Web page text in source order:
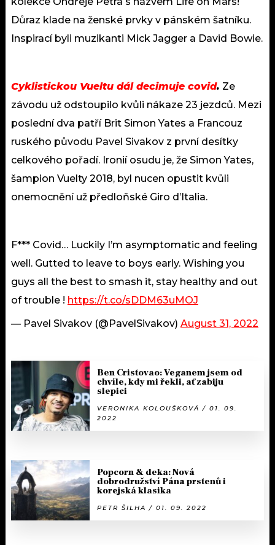
Důraz klade na ženské prvky v pánském šatníku.
Inspirací byli muzikanti Mick Jagger a David Bowie.
Cyklistickou Vueltu dál decimuje covid. Ze
závodu už odstoupilo kvůli nákaze 23 jezdců. Mezi
poslední dva patří Brit Simon Yates a Francouz
ruského původu Pavel Sivakov z první desítky
celkového pořadí. Ironií osudu je, že Simon Yates,
šampion Vuelty 2018, byl nucen opustit kvůli
onemocnění už předloňské Giro d’Italia.
F*** Covid… Luckily I’m asymptomatic and feeling
well. Gutted to leave to boys early. Wishing you
guys all the best to smash it, stay healthy and out
of trouble ! https://t.co/sDDM63uMOJ
— Pavel Sivakov (@PavelSivakov) August 31, 2022
Ben Cristovao: Veganem jsem od
chvíle, kdy mi řekli, ať zabiju
slepici
VERONIKA KOLOUŠKOVÁ / 01. 09.
2022
Popcorn & deka: Nová
dobrodružství Pána prstenů i
korejská klasika
PETR ŠILHA / 01. 09. 2022